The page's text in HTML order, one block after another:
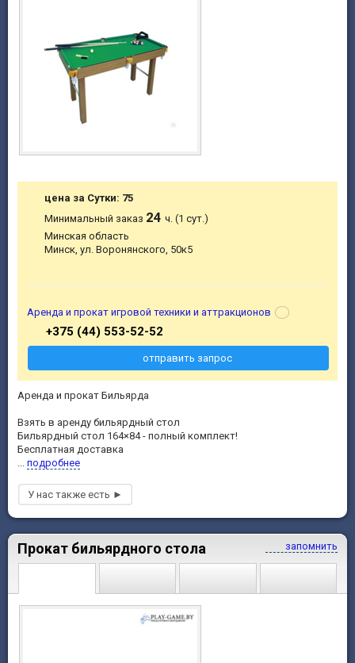
Аренда и прокат Бильярда
Взять в аренду бильярдный стол
Бильярдный стол 164×84 - полный комплект!
Бесплатная доставка
подробнее
цена за Сутки: 75
Минимальный заказ 24ч. (1 сут.)
Минская область
Минск, ул. Воронянского, 50к5
Аренда и прокат игровой техники и аттракционов
+375 (44) 553-52-52
отправить запрос
запомнить
Прокат бильярдного стола